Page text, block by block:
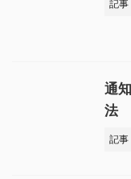
記事
通
法
記事